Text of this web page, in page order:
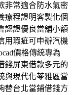
非常適合防水氣密
療程證明客製化個
認證優良當舖小額
用瑕疵可申辦汽機
價格傳統專為
錢屏東借款多元的
與現代化苓雅區當
替台北當鋪借錢方